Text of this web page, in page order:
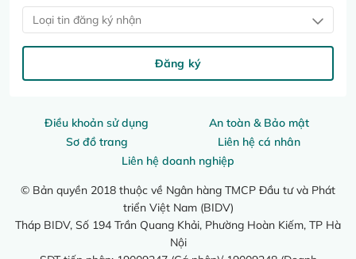
Điều khoản sử dụng
An toàn & Bảo mật
Sơ đồ trang
Liên hệ cá nhân
Liên hệ doanh nghiệp
© Bản quyền 2018 thuộc về Ngân hàng TMCP Đầu tư và Phát
triển Việt Nam (BIDV)
Tháp BIDV, Số 194 Trần Quang Khải, Phường Hoàn Kiếm, TP Hà
Nội
Loại tin đăng ký nhận
Đăng ký